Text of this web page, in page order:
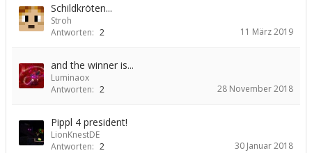
Schildkröten...
Stroh
Antworten: 2 11 März 2019
and the winner is...
Luminaox
Antworten: 2 28 November 2018
Pippl 4 president!
LionKnestDE
Antworten: 2 30 Januar 2018